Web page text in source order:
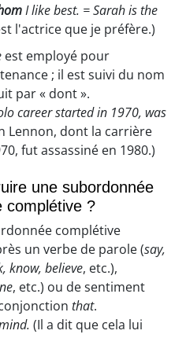
I like best. = Sarah is the
l'actrice que je préfère.)
est employé pour
; il est suivi du nom
par « dont ».
career started in 1970, was
Lennon, dont la carrière
fut assassiné en 1980.)
une subordonnée
complétive ?
complétive
un verbe de parole (say,
know, believe, etc.),
, etc.) ou de sentiment
that.
(Il a dit que cela lui